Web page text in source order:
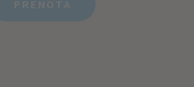
PRENOTA